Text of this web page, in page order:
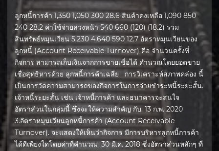
ลูกหนี้การค้า 1,350 1,050 300 28.6 สินค้าคงเหลือ 1,090 850
240 28.2 ค่าใช้จ่ายล่วงหน้า 540 660 (120) (18.2) รวม
สินทรัพย์หมุนเวียน 5,230 4,640 590 12.7 อัตราหมุนเวียนของ
ลูกหนี้ (Account Receivable Turnover) คือ จำนวนครั้งที่
กิจการ สามารถเก็บเงินจากการขายเชื่อได้ คำนวณโดยยอดขาย
เชื่อสุทธิหารด้วย ลูกหนี้การค้าเฉลี่ย การวิเคราะห์สภาพคล่อง นี้
เป็นการวัดความสามารถของกิจการในการจ่ายชําระหนี้ระยะสั้น.
เจ้าหนี้ระยะสั้น เช่น เจ้าหนี้การค้า และธนาคารจะสนใจ
อัตราส่วนในกลุ่มนี้ ซึ่งจะให้ความสําคัญ กับ. 13 ก.พ. 2020
3.อัตราหมุนเวียนลูกหนี้การค้า (Account Receivable
Turnover). จะแสดงให้เห็นว่ากิจการ มีการบริหารลูกหนี้การค้า
ได้ดีเพียงใดโดยค่าที่คำนวณ 30 มี.ค. 2018 ซึ่งอัตราส่วนหลักๆ ที่